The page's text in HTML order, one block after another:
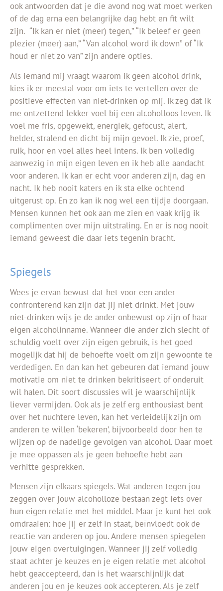
ook antwoorden dat je die avond nog wat moet werken
of de dag erna een belangrijke dag hebt en fit wilt
zijn. “Ik kan er niet (meer) tegen,” “Ik beleef er geen
plezier (meer) aan,” “Van alcohol word ik down” of “Ik
houd er niet zo van” zijn andere opties.
Als iemand mij vraagt waarom ik geen alcohol drink,
kies ik er meestal voor om iets te vertellen over de
positieve effecten van niet-drinken op mij. Ik zeg dat ik
me ontzettend lekker voel bij een alcoholloos leven. Ik
voel me fris, opgewekt, energiek, gefocust, alert,
helder, stralend en dicht bij mijn gevoel. Ik zie, proef,
ruik, hoor en voel alles heel intens. Ik ben volledig
aanwezig in mijn eigen leven en ik heb alle aandacht
voor anderen. Ik kan er echt voor anderen zijn, dag en
nacht. Ik heb nooit katers en ik sta elke ochtend
uitgerust op. En zo kan ik nog wel een tijdje doorgaan.
Mensen kunnen het ook aan me zien en vaak krijg ik
complimenten over mijn uitstraling. En er is nog nooit
iemand geweest die daar iets tegenin bracht.
Spiegels
Wees je ervan bewust dat het voor een ander
confronterend kan zijn dat jij niet drinkt. Met jouw
niet-drinken wijs je de ander onbewust op zijn of haar
eigen alcoholinname. Wanneer die ander zich slecht of
schuldig voelt over zijn eigen gebruik, is het goed
mogelijk dat hij de behoefte voelt om zijn gewoonte te
verdedigen. En dan kan het gebeuren dat iemand jouw
motivatie om niet te drinken bekritiseert of onderuit
wil halen. Dit soort discussies wil je waarschijnlijk
liever vermijden. Ook als je zelf erg enthousiast bent
over het nuchtere leven, kan het verleidelijk zijn om
anderen te willen ‘bekeren’, bijvoorbeeld door hen te
wijzen op de nadelige gevolgen van alcohol. Daar moet
je mee oppassen als je geen behoefte hebt aan
verhitte gesprekken.
Mensen zijn elkaars spiegels. Wat anderen tegen jou
zeggen over jouw alcoholloze bestaan zegt iets over
hun eigen relatie met het middel. Maar je kunt het ook
omdraaien: hoe jij er zelf in staat, beïnvloedt ook de
reactie van anderen op jou. Andere mensen spiegelen
jouw eigen overtuigingen. Wanneer jij zelf volledig
staat achter je keuzes en je eigen relatie met alcohol
hebt geaccepteerd, dan is het waarschijnlijk dat
anderen jou en je keuzes ook accepteren. Als je zelf